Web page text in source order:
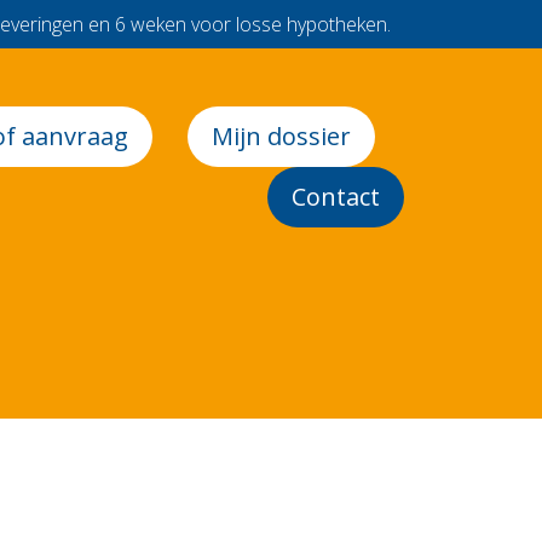
en 6 weken voor losse hypotheken.
aanvraag
Mijn dossier
Contact